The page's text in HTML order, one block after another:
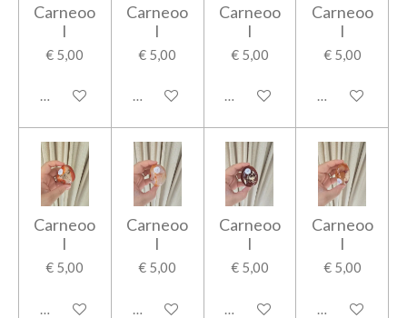
Carneoo
l
€ 5,00
In winkelwagen
Carneoo
l
€ 5,00
In winkelwagen
Carneoo
l
€ 5,00
In winkelwagen
Carneoo
l
€ 5,00
In
Carneoo
l
€ 5,00
In winkelwagen
Carneoo
l
€ 5,00
In winkelwagen
Carneoo
l
€ 5,00
In winkelwagen
Carneoo
l
€ 5,00
In